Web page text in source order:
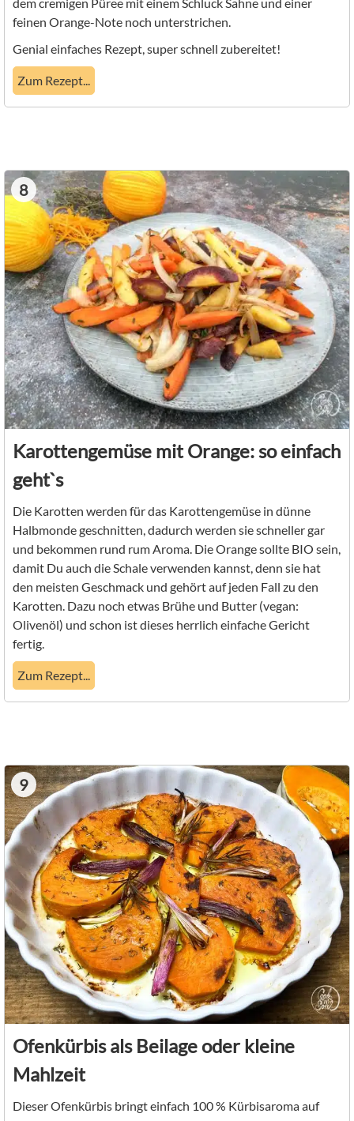
dem cremigen Püree mit einem Schluck Sahne und einer
feinen Orange-Note noch unterstrichen.
Genial einfaches Rezept, super schnell zubereitet!
Zum Rezept...
8
Karottengemüse mit Orange: so einfach
geht`s
Die Karotten werden für das Karottengemüse in dünne
Halbmonde geschnitten, dadurch werden sie schneller gar
und bekommen rund rum Aroma. Die Orange sollte BIO sein,
damit Du auch die Schale verwenden kannst, denn sie hat
den meisten Geschmack und gehört auf jeden Fall zu den
Karotten. Dazu noch etwas Brühe und Butter (vegan:
Olivenöl) und schon ist dieses herrlich einfache Gericht
fertig.
Zum Rezept...
9
Ofenkürbis als Beilage oder kleine
Mahlzeit
Dieser Ofenkürbis bringt einfach 100 % Kürbisaroma auf